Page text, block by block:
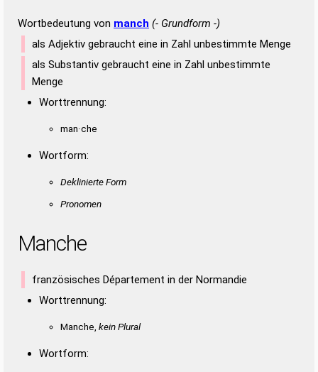
Wortbedeutung von manch (- Grundform -)
als Adjektiv gebraucht eine in Zahl unbestimmte Menge
als Substantiv gebraucht eine in Zahl unbestimmte
Menge
Worttrennung:
man·che
Wortform:
Deklinierte Form
Pronomen
Manche
französisches Département in der Normandie
Worttrennung:
Manche, kein Plural
Wortform: